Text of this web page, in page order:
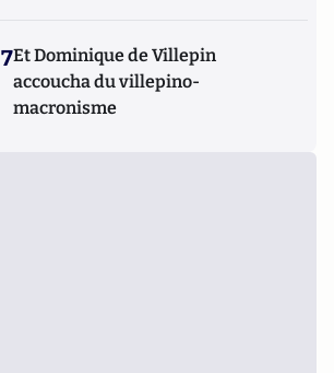
7Et Dominique de Villepin
accoucha du villepino-
macronisme